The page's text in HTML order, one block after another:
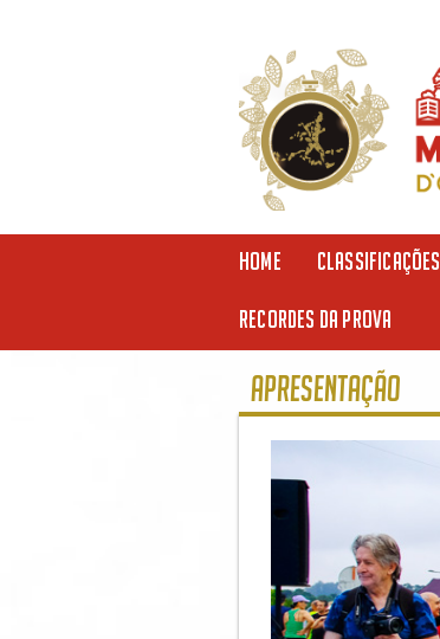
HOME CLASSIFICAÇÕES
RECORDES DA PROVA
Apresentação